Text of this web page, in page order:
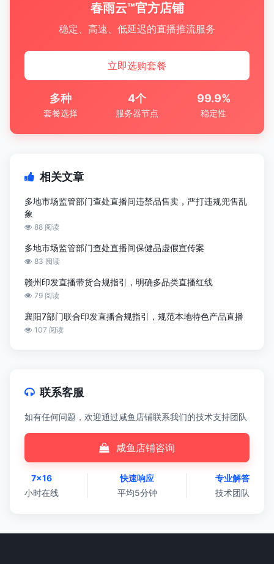
春雨云™官方店铺
稳定、高速、低延迟的直播推流服务
立即选购套餐
多种
套餐选择
4个
服务器节点
99.9%
稳定性
相关文章
多地市场监管部门查处直播间违禁品售卖，严打违规兜售乱
象
88 阅读
多地市场监管部门查处直播间保健品虚假宣传案
83 阅读
赣州印发直播带货合规指引，明确多品类直播红线
79 阅读
襄阳7部门联合印发直播合规指引，规范本地特色产品直播
107 阅读
联系客服
如有任何问题，欢迎通过咸鱼店铺联系我们的技术支持团队
咸鱼店铺咨询
7×16
小时在线
快速响应
平均5分钟
专业解答
技术团队